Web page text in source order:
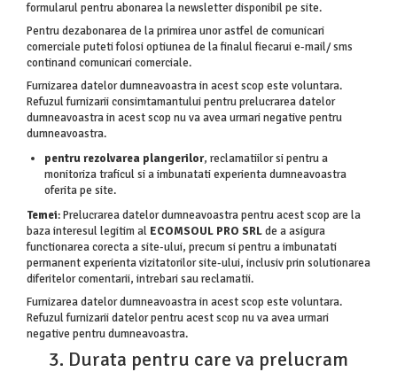
formularul pentru abonarea la newsletter disponibil pe site.
Pentru dezabonarea de la primirea unor astfel de comunicari
comerciale puteti folosi optiunea de la finalul fiecarui e-mail/ sms
continand comunicari comerciale.
Furnizarea datelor dumneavoastra in acest scop este voluntara.
Refuzul furnizarii consimtamantului pentru prelucrarea datelor
dumneavoastra in acest scop nu va avea urmari negative pentru
dumneavoastra.
pentru rezolvarea plangerilor, reclamatiilor si pentru a
monitoriza traficul si a imbunatati experienta dumneavoastra
oferita pe site.
Temei: Prelucrarea datelor dumneavoastra pentru acest scop are la
baza interesul legitim al ECOMSOUL PRO SRLde a asigura
functionarea corecta a site-ului, precum si pentru a imbunatati
permanent experienta vizitatorilor site-ului, inclusiv prin solutionarea
diferitelor comentarii, intrebari sau reclamatii.
Furnizarea datelor dumneavoastra in acest scop este voluntara.
Refuzul furnizarii datelor pentru acest scop nu va avea urmari
negative pentru dumneavoastra.
3. Durata pentru care va prelucram